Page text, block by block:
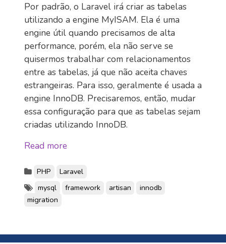
Por padrão, o Laravel irá criar as tabelas
utilizando a engine MyISAM. Ela é uma
engine útil quando precisamos de alta
performance, porém, ela não serve se
quisermos trabalhar com relacionamentos
entre as tabelas, já que não aceita chaves
estrangeiras. Para isso, geralmente é usada a
engine InnoDB. Precisaremos, então, mudar
essa configuração para que as tabelas sejam
criadas utilizando InnoDB.
Read more
PHP
Laravel
mysql
framework artisan
innodb
migration